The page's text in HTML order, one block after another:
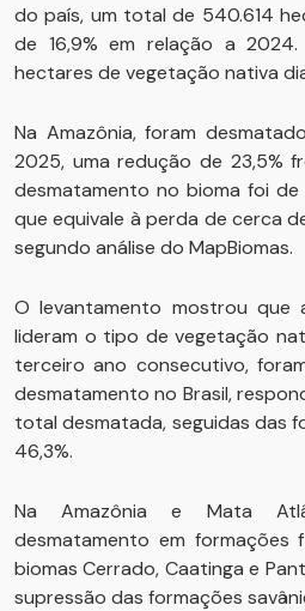
do país, um total de 540.614
de 16,9% em relação a
hectares de vegetação nativa
Na Amazônia, foram
2025, uma redução de 23,5%
desmatamento no bioma foi
que equivale à perda de cerca
segundo análise do MapBiomas.
O levantamento mostrou que
lideram o tipo de vegetação
terceiro ano consecutivo,
desmatamento no Brasil,
total desmatada, seguidas das
46,3%.
Na Amazônia e Mata
desmatamento em formações
biomas Cerrado, Caatinga e
supressão das formações